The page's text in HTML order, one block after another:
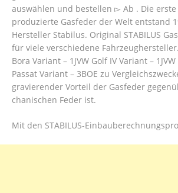
auswählen und bestellen ▻ Ab . Die
produzierte Gasfeder der Welt entstand
Hersteller Stabilus. Original STABILUS
für viele verschiedene
Bora Variant – 1JVW Golf IV Variant – 1JVW
Passat Variant – 3BOE zu
gravierender Vorteil der Gasfeder
chanischen Feder ist.
Mit den STABILUS-